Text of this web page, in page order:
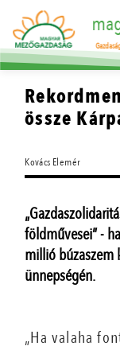
össze
Kovács Elemér
földművesei” -
millió búzaszem
ünnepségén.
„Ha valaha